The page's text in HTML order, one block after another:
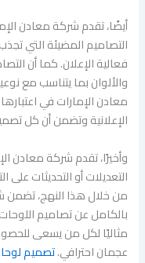
أيضًا، تقدم شركة معادن
التصاميم المضيئة التي
فعالية الإعلان. كما أن
والألوان بما يتناسب مع
معادن الإمارات في
الإعلانية وتضمن أن كل
وأخيرًا، تقدم شركة معادن
التعديلات أو التحديثات على
من خلال هذا النهج، تضمن
بالكامل عن تصاميم
مثاليًا لكل من يسعى
عجمان احترافي.تصميم